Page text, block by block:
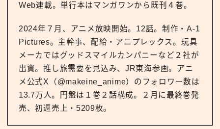
Web連載。単行本はマンガワンから既刊４巻。
2024年７月、アニメ放映開始。12話。制作・A-1
Pictures。主幹事、配給・アニプレックス。玩具
メーカではグッドスマイルカンパニーなど２社が
出資。推し旅需要を見込み、JR東海参画。アニ
メ公式X（@makeine_anime）のフォロワー数は
13.7万人。円盤は１巻２話構成。２月に最終巻発
売、初週売上・5209枚。